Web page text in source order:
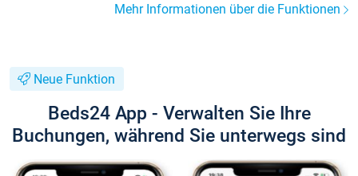
Mehr Informationen über die Funktionen
Neue Funktion
Beds24 App - Verwalten Sie Ihre
Buchungen, während Sie unterwegs sind